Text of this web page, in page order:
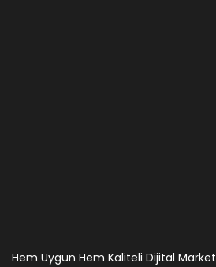
Hem Uygun Hem Kaliteli Dijital Market